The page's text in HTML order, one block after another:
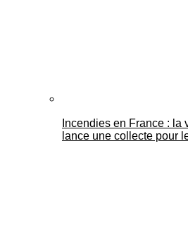
Incendies en France :
lance une collecte pour